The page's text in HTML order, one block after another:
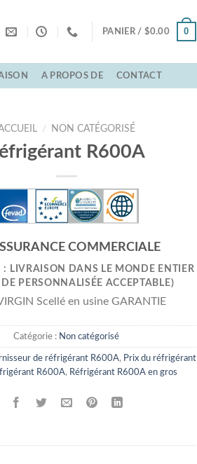
PANIER / $0.00 0
A PROPOS DE CONTACT
/ NON CATÉGORISÉ
R600A
COMMERCIALE
: LIVRAISON DANS LE MONDE ENTIER
PERSONNALISÉE ACCEPTABLE)
Scellé en usine GARANTIE
Catégorie : Non catégorisé
de réfrigérant R600A, Prix du réfrigérant
R600A, Réfrigérant R600A en gros